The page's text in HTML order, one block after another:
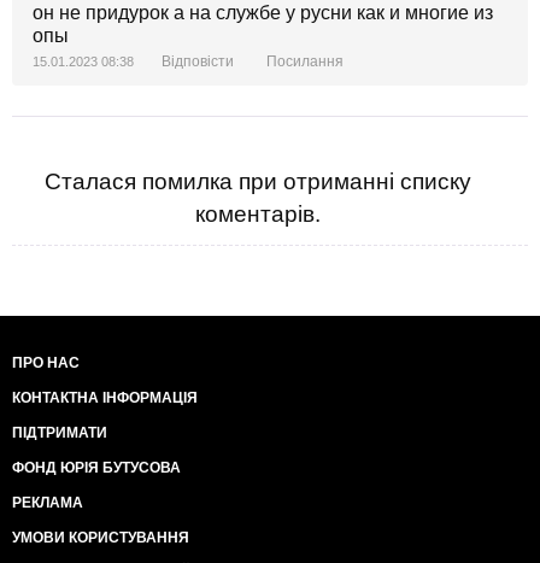
он не придурок а на службе у русни как и многие из
опы
15.01.2023 08:38 Відповісти Посилання
Сталася помилка при отриманні списку
коментарів.
ПРО НАС
КОНТАКТНА ІНФОРМАЦІЯ
ПІДТРИМАТИ
ФОНД ЮРІЯ БУТУСОВА
РЕКЛАМА
УМОВИ КОРИСТУВАННЯ